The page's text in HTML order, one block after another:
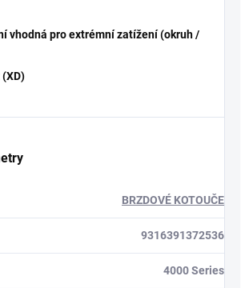
vhodná pro extrémní zatížení (okruh /
(XD)
BRZDOVÉ KOTOUČE
9316391372536
4000 Series